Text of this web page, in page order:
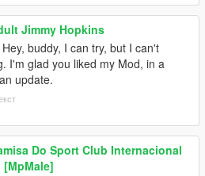
Jimmy Hopkins
Hey, buddy, I can try, but I can't
I'm glad you liked my Mod, in a
update.
Do Sport Club Internacional
[MpMale]